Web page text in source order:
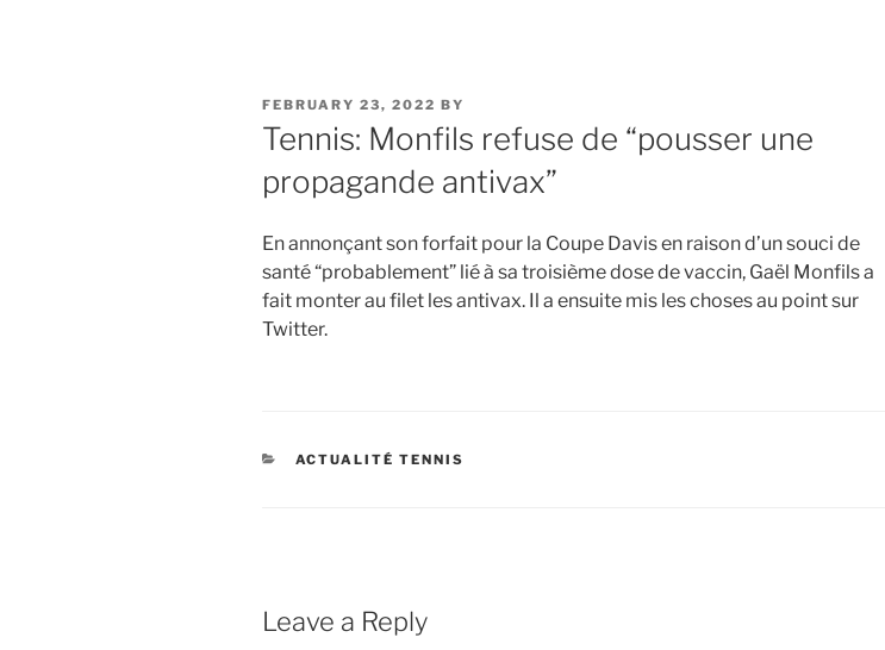
POSTED
ON
FEBRUARY 23, 2022 BY
Tennis: Monfils refuse de “pousser une
propagande antivax”
En annonçant son forfait pour la Coupe Davis en raison d’un souci de
santé “probablement” lié à sa troisième dose de vaccin, Gaël Monfils a
fait monter au filet les antivax. Il a ensuite mis les choses au point sur
Twitter.
CATEGORIES
ACTUALITÉ TENNIS
Leave a Reply